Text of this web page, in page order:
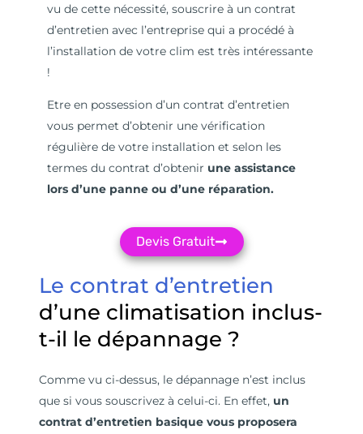
vu de cette nécessité, souscrire à un contrat
d’entretien avec l’entreprise qui a procédé à
l’installation de votre clim est très intéressante
!
Etre en possession d’un contrat d’entretien
vous permet d’obtenir une vérification
régulière de votre installation et selon les
termes du contrat d’obtenir une assistance
lors d’une panne ou d’une réparation.
Devis Gratuit
Le contrat d’entretien
d’une climatisation inclus-
t-il le dépannage ?
Comme vu ci-dessus, le dépannage n’est inclus
que si vous souscrivez à celui-ci.En effet, un
contrat d’entretien basique vous proposera